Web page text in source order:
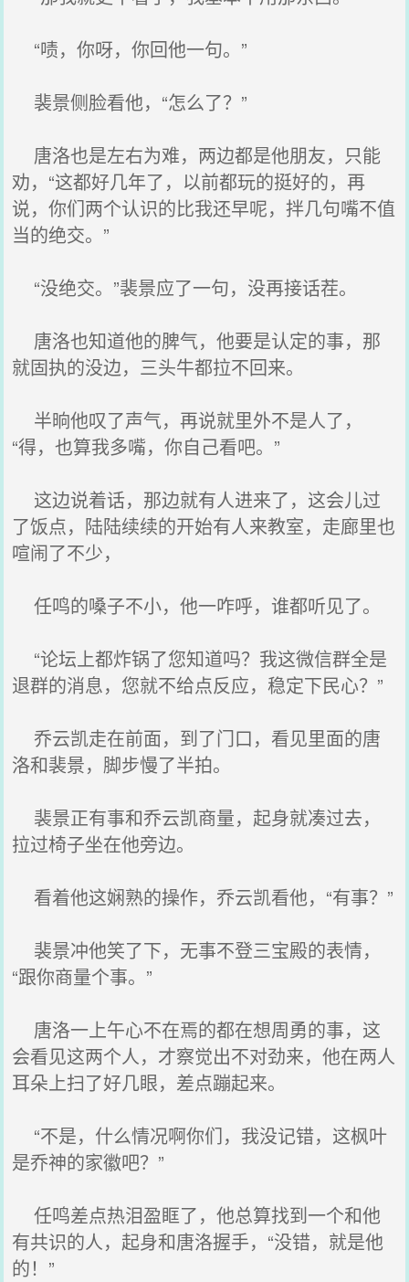
“啧，你呀，你回他一句。”
裴景侧脸看他，“怎么了？”
唐洛也是左右为难，两边都是他朋友，只能
劝，“这都好几年了，以前都玩的挺好的，再
说，你们两个认识的比我还早呢，拌几句嘴不值
当的绝交。”
“没绝交。”裴景应了一句，没再接话茬。
唐洛也知道他的脾气，他要是认定的事，那
就固执的没边，三头牛都拉不回来。
半晌他叹了声气，再说就里外不是人了，
“得，也算我多嘴，你自己看吧。”
这边说着话，那边就有人进来了，这会儿过
了饭点，陆陆续续的开始有人来教室，走廊里也
喧闹了不少，
任鸣的嗓子不小，他一咋呼，谁都听见了。
“论坛上都炸锅了您知道吗？我这微信群全是
退群的消息，您就不给点反应，稳定下民心？”
乔云凯走在前面，到了门口，看见里面的唐
洛和裴景，脚步慢了半拍。
裴景正有事和乔云凯商量，起身就凑过去，
拉过椅子坐在他旁边。
看着他这娴熟的操作，乔云凯看他，“有事？”
裴景冲他笑了下，无事不登三宝殿的表情，
“跟你商量个事。”
唐洛一上午心不在焉的都在想周勇的事，这
会看见这两个人，才察觉出不对劲来，他在两人
耳朵上扫了好几眼，差点蹦起来。
“不是，什么情况啊你们，我没记错，这枫叶
是乔神的家徽吧？”
任鸣差点热泪盈眶了，他总算找到一个和他
有共识的人，起身和唐洛握手，“没错，就是他
的！”